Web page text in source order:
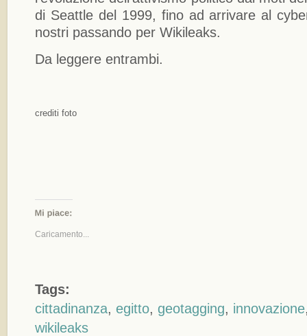
di Seattle del 1999, fino ad arrivare al
nostri passando per Wikileaks.
Da leggere entrambi.
crediti foto
Caricamento...
Tags:
cittadinanza, egitto, geotagging, innovazione
wikileaks